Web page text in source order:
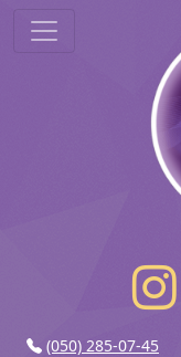
(050) 285-07-45